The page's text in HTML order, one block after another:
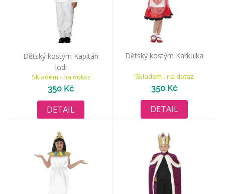
Dětský kostým Kapitán
lodi
Skladem - na dotaz
350 Kč
DETAIL
Dětský kostým Karkulka
Skladem - na dotaz
350 Kč
DETAIL